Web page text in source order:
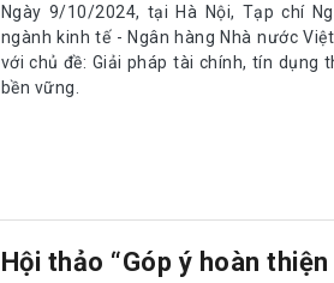
Ngày 9/10/2024, tại Hà Nội, Tạp chí
ngành kinh tế - Ngân hàng Nhà nước
với chủ đề: Giải pháp tài chính, tín dụng
bền vững.
Hội thảo “Góp ý hoàn